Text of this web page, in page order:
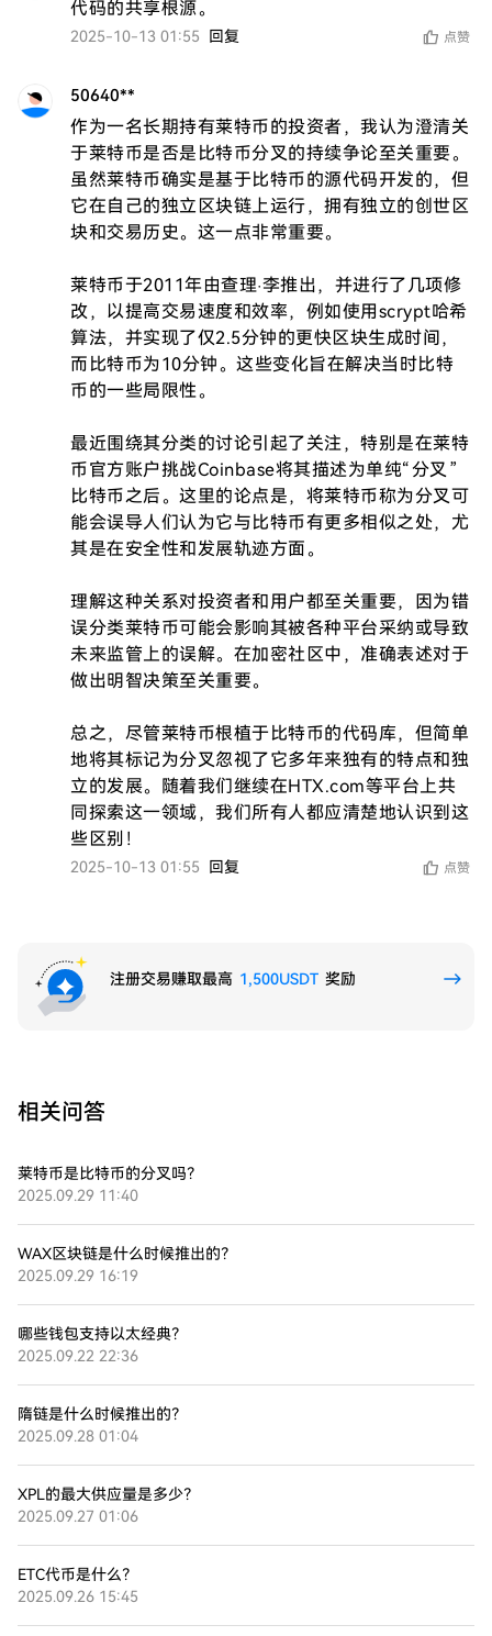
代码的共享根源。
2025-10-13 01:55 回复 点赞
50640**
作为一名长期持有莱特币的投资者，我认为澄清关
于莱特币是否是比特币分叉的持续争论至关重要。
虽然莱特币确实是基于比特币的源代码开发的，但
它在自己的独立区块链上运行，拥有独立的创世区
块和交易历史。这一点非常重要。
莱特币于2011年由查理·李推出，并进行了几项修
改，以提高交易速度和效率，例如使用scrypt哈希
算法，并实现了仅2.5分钟的更快区块生成时间，
而比特币为10分钟。这些变化旨在解决当时比特
币的一些局限性。
最近围绕其分类的讨论引起了关注，特别是在莱特
币官方账户挑战Coinbase将其描述为单纯“分叉”
比特币之后。这里的论点是，将莱特币称为分叉可
能会误导人们认为它与比特币有更多相似之处，尤
其是在安全性和发展轨迹方面。
理解这种关系对投资者和用户都至关重要，因为错
误分类莱特币可能会影响其被各种平台采纳或导致
未来监管上的误解。在加密社区中，准确表述对于
做出明智决策至关重要。
总之，尽管莱特币根植于比特币的代码库，但简单
地将其标记为分叉忽视了它多年来独有的特点和独
立的发展。随着我们继续在HTX.com等平台上共
同探索这一领域，我们所有人都应清楚地认识到这
些区别！
2025-10-13 01:55 回复 点赞
注册交易赚取最高 1,500USDT 奖励
相关问答
莱特币是比特币的分叉吗？
2025.09.29 11:40
WAX区块链是什么时候推出的？
2025.09.29 16:19
哪些钱包支持以太经典？
2025.09.22 22:36
隋链是什么时候推出的？
2025.09.28 01:04
XPL的最大供应量是多少？
2025.09.27 01:06
ETC代币是什么？
2025.09.26 15:45